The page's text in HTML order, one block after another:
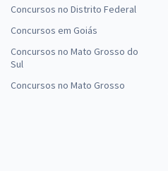
Concursos no Distrito Federal
Concursos em Goiás
Concursos no Mato Grosso do
Sul
Concursos no Mato Grosso